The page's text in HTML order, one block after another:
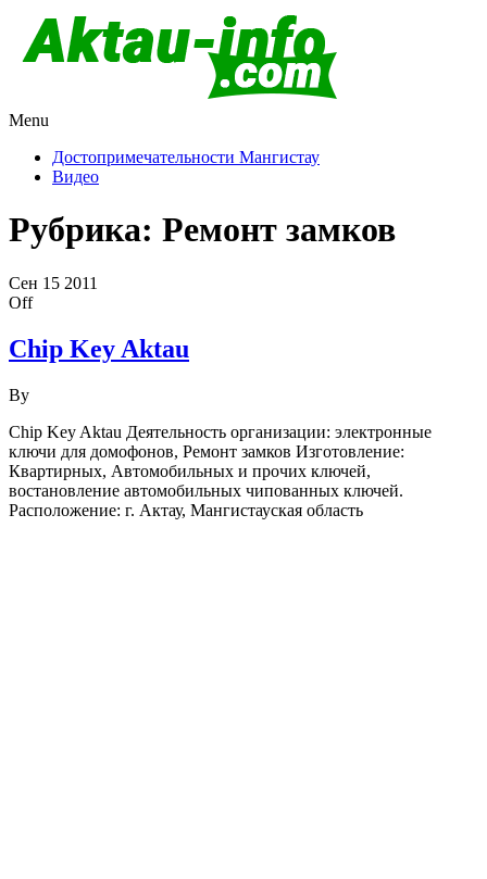
Казахстан
Menu
Достопримечательности Мангистау
Видео
Рубрика: Ремонт замков
Сен 15 2011
Off
Chip Key Aktau
By
Chip Key Aktau Деятельность организации: электронные
ключи для домофонов, Ремонт замков Изготовление:
Квартирных, Автомобильных и прочих ключей,
востановление автомобильных чипованных ключей.
Расположение: г. Актау, Мангистауская область